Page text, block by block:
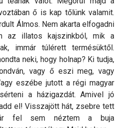
ő is kap tőlünk valamit.
Álmos. Nem akarta elfogadni
az illatos kajszinkból, mik a
immár túlérett termésüktől.
neki, hogy holnap? Ki tudja,
vagy ő eszi meg, vagy
eszébe jutott a régi magyar
a házigazdát. Amivel jó
el! Visszajött hát, zsebre tett
fel sem néztem a buja